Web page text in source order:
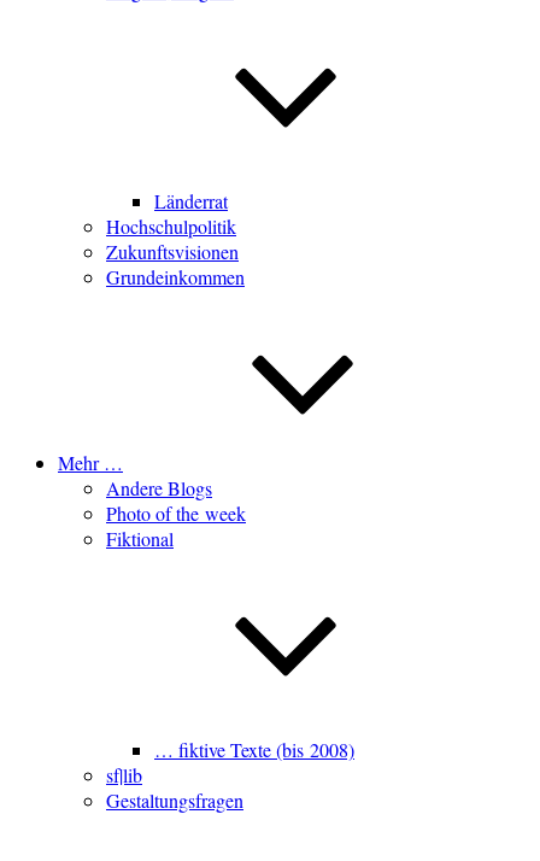
Länderrat
Hochschulpolitik
Zukunftsvisionen
Grundeinkommen
Mehr …
Andere Blogs
Photo of the week
Fiktional
… fiktive Texte (bis 2008)
sf|lib
Gestaltungsfragen